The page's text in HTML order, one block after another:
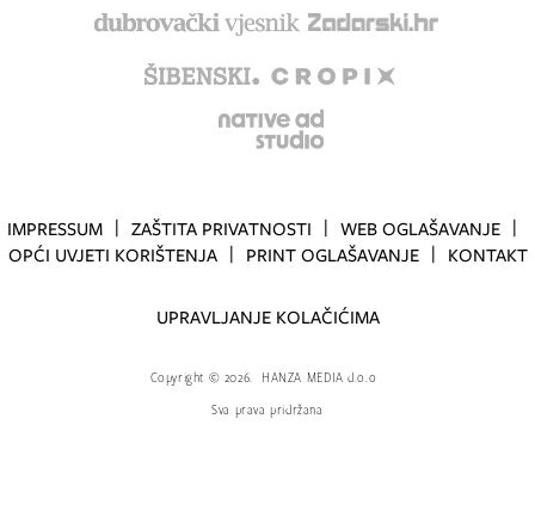
IMPRESSUM ZAŠTITA PRIVATNOSTI
WEB OGLAŠAVANJE
OPĆI UVJETI KORIŠTENJA
PRINT OGLAŠAVANJE KONTAKT
UPRAVLJANJE KOLAČIĆIMA
Copyright © 2026.
HANZA MEDIA d.o.o
Sva prava pridržana